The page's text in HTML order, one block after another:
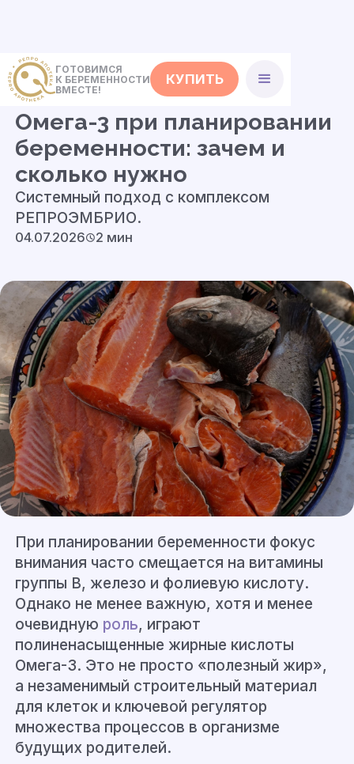
ГОТОВИМСЯ
К БЕРЕМЕННОСТИ
ВМЕСТЕ!
КУПИТЬ
<- Статьи
Омега-3 при планировании
беременности: зачем и
сколько нужно
Системный подход с комплексом
РЕПРОЭМБРИО.
04.07.2026 2 мин
При планировании беременности фокус
внимания часто смещается на витамины
группы B, железо и фолиевую кислоту.
Однако не менее важную, хотя и менее
очевидную роль, играют
полиненасыщенные жирные кислоты
Омега-3. Это не просто «полезный жир»,
а незаменимый строительный материал
для клеток и ключевой регулятор
множества процессов в организме
будущих родителей.